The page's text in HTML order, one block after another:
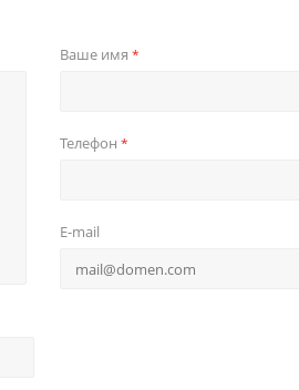
Ваше имя *
Телефон *
E-mail